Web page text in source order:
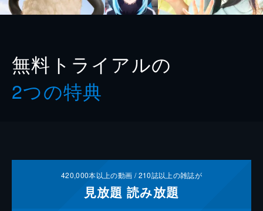
無料トライアルの
2つの特典
420,000本以上の動画 /210誌以上の雑誌が
見放題 読み放題